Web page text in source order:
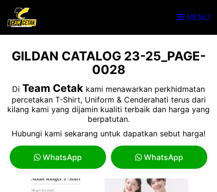
MENU
GILDAN CATALOG 23-25_PAGE-
0028
Di Team Cetak kami menawarkan perkhidmatan
percetakan T-Shirt, Uniform & Cenderahati terus dari
kilang kami yang dijamin kualiti terbaik dan harga yang
berpatutan.
Hubungi kami sekarang untuk dapatkan sebut harga!
WhatsApp WhatsApp